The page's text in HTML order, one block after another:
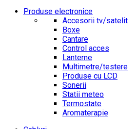
Produse electronice
Accesorii tv/satelit
Boxe
Cantare
Control acces
Lanterne
Multimetre/testere
Produse cu LCD
Sonerii
Statii meteo
Termostate
Aromaterapie